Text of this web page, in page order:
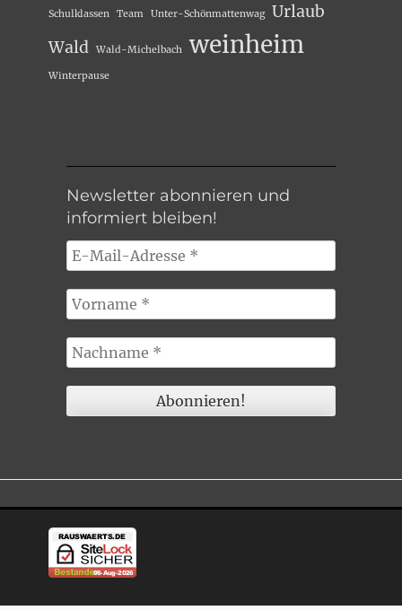
Schulklassen Team Unter-Schönmattenwag
Urlaub
Wald
Wald-Michelbach weinheim
Winterpause
Newsletter abonnieren und
informiert bleiben!